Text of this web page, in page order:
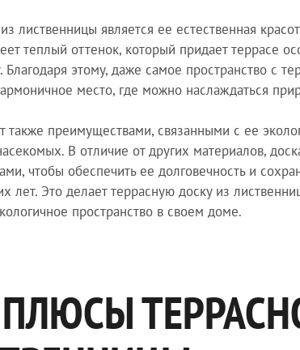
лиственницы является ее естественная
теплый оттенок, который придает террасе
этому, даже самое пространство с
место, где можно наслаждаться
также преимуществами, связанными с ее
В отличие от других материалов,
чтобы обеспечить ее долговечность и
лет. Это делает террасную доску из
пространство в своем доме.